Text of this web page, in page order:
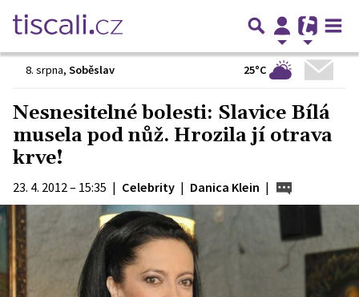
8. srpna, Soběslav 25°C
Nesnesitelné bolesti: Slavice Bílá
musela pod nůž. Hrozila jí otrava
krve!
23. 4. 2012 – 15:35 | Celebrity | Danica Klein |